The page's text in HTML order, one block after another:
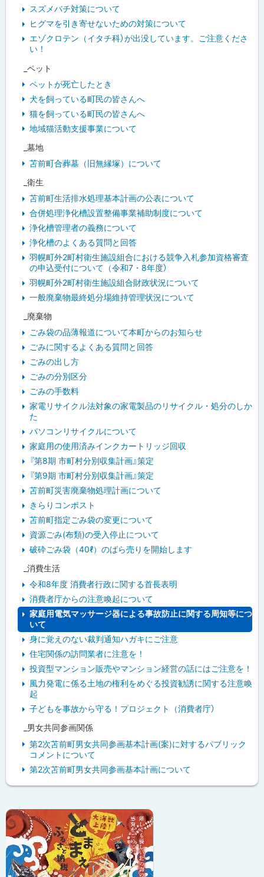
スズメバチ対策について
ヒグマを引き寄せないための対策について
エゾクロテン（イタチ科）が出没しています。ご注意くださ
い！
_ペット
ペットが死亡したとき
犬を飼っている町民の皆さんへ
猫を飼っている町民の皆さんへ
地域猫活動支援事業について
_墓地
苫前町合葬墓（旧無縁塚）について
_衛生
苫前町生活排水処理基本計画の公表について
合併処理浄化槽設置整備事業補助制度について
浄化槽管理者の義務について
浄化槽のよくある質問と回答
羽幌町外2町村衛生施設組合における競争入札参加資格審査
の申込受付について（令和7・8年度）
羽幌町外2町村衛生施設組合財政状況について
一般廃棄物最終処分場維持管理状況について
_廃棄物
ごみ袋の品薄報道について本町からのお知らせ
ごみに関するよくある質問と回答
ごみの出し方
ごみの分別区分
ごみの手数料
家電リサイクル法対象の家電製品のリサイクル・処分のしか
た
パソコンリサイクルについて
家庭用の使用済みインクカートリッジ回収
『第8期 市町村分別収集計画』策定
『第9期 市町村分別収集計画』策定
苫前町災害廃棄物処理計画について
きらりコンポスト
苫前町指定ごみ袋の変更について
資源ごみ(布類)の受入停止について
破砕ごみ袋（40ℓ）のばら売りを開始します
_消費生活
令和8年度 消費者行政に関する首長表明
消費者庁からの注意喚起について
家庭用電気マッサージ器による事故防止に関する周知等につ
いて
身に覚えのない裁判通知ハガキにご注意
住宅関係の訪問業者に注意を！
投資型マンション販売やマンション経営の話にはご注意を！
風力発電に係る土地の権利をめぐる投資勧誘に関する注意喚
起
子どもを事故から守る！プロジェクト（消費者庁）
_男女共同参画関係
第2次苫前町男女共同参画基本計画(案)に対するパブリック
コメントについて
第2次苫前町男女共同参画基本計画について
ッ
ク
ア